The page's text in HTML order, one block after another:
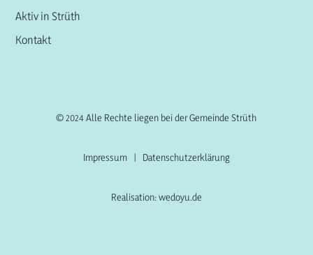
Aktiv in Strüth
Kontakt
© 2024 Alle Rechte liegen bei der Gemeinde Strüth
Impressum| Datenschutzerklärung
Realisation: wedoyu.de